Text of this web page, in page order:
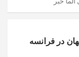
در فرانسه